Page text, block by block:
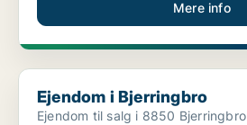
Mere info
Ejendom i Bjerringbro
Ejendom i Bjerringbro
Ejendom til salg i 8850 Bjerringbro